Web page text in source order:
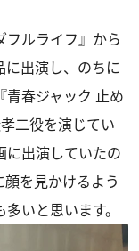
ルライフ』から
に出演し、のちに
春ジャック 止め
二役を演じてい
に出演していたの
を見かけるよう
いと思います。